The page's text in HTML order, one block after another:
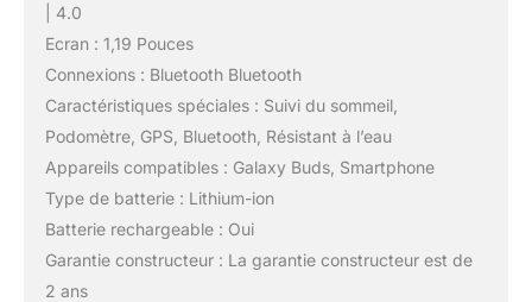
| 4.0
Ecran : 1,19 Pouces
Connexions : Bluetooth Bluetooth
Caractéristiques spéciales : Suivi du sommeil,
Podomètre, GPS, Bluetooth, Résistant à l’eau
Appareils compatibles : Galaxy Buds, Smartphone
Type de batterie : Lithium-ion
Batterie rechargeable : Oui
Garantie constructeur : La garantie constructeur est de
2 ans